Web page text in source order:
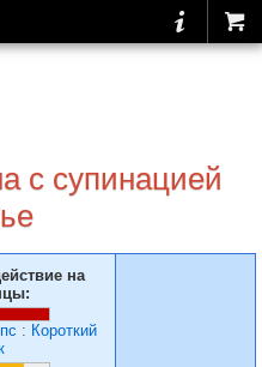
с супинацией
на
: Короткий